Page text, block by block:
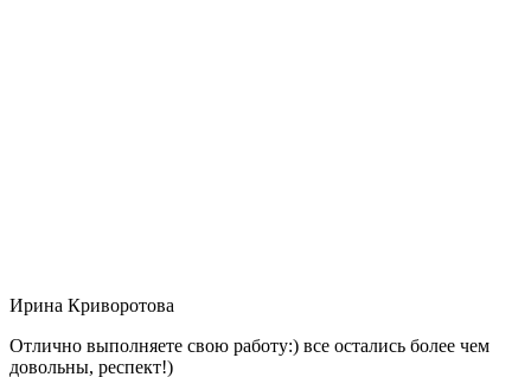
Ирина Криворотова
Отлично выполняете свою работу:) все остались более чем
довольны, респект!)